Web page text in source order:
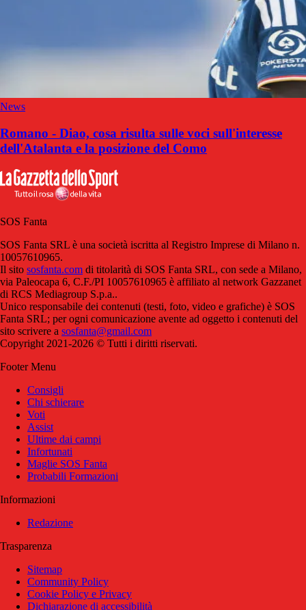
News
Romano - Diao, cosa risulta sulle voci sull'interesse
dell'Atalanta e la posizione del Como
SOS Fanta
SOS Fanta SRL è una società iscritta al Registro Imprese di Milano n.
10057610965.
Il sito sosfanta.com di titolarità di SOS Fanta SRL, con sede a Milano,
via Paleocapa 6, C.F./PI 10057610965 è affiliato al network Gazzanet
di RCS Mediagroup S.p.a..
Unico responsabile dei contenuti (testi, foto, video e grafiche) è SOS
Fanta SRL; per ogni comunicazione avente ad oggetto i contenuti del
sito scrivere a sosfanta@gmail.com
Copyright 2021-2026 © Tutti i diritti riservati.
Footer Menu
Consigli
Chi schierare
Voti
Assist
Ultime dai campi
Infortunati
Maglie SOS Fanta
Probabili Formazioni
Informazioni
Redazione
Trasparenza
Sitemap
Community Policy
Cookie Policy e Privacy
Dichiarazione di accessibilità